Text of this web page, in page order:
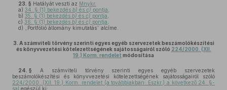
23. § Hatályát veszti az Mnykr.
a) 34. § (1) bekezdés b) és c) pontja
b) 35. § (1) bekezdés b) és c) pontja
c) 36. § (1) bekezdés b) és c) pontja
d) „Portfólió állomány kimutatás” alcíme.
3. A számviteli törvény szerinti egyes egyéb szervezetek beszámolókészítési
és könyvvezetési kötelezettségének sajátosságairól szóló 224/2000. (XII.
19.) Korm. rendelet módosítása
24. § A számviteli törvény szerinti egyes egyéb szervezetek
beszámolókészítési és könyvvezetési kötelezettségének sajátosságairól szóló
224/2000. (XII. 19.) Korm. rendelet (a továbbiakban: Eszkr.) a következő 24. §-
sal egészül ki: